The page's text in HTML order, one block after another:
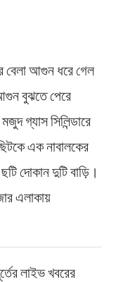
বেলা আগুন ধরে গেল
বুঝতে পেরে
গ্যাস সিলিন্ডারে
এক নাবালকের
দোকান দুটি বাড়ি।
এলাকায়
লাইভ খবরের